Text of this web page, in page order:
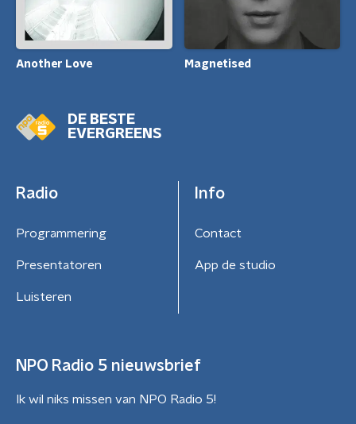
Another Love Magnetised
DE BESTE
EVERGREENS
Radio
Programmering
Presentatoren
Luisteren
Info
Contact
App de studio
NPO Radio 5 nieuwsbrief
Ik wil niks missen van NPO Radio 5!